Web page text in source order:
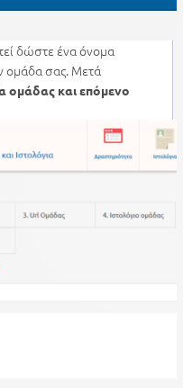
δώστε ένα όνομα
ομάδα σας. Μετά
ομάδας και επόμενο